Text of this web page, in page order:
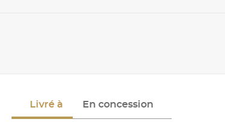
Livré à En concession